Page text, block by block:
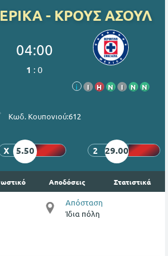
- ΚΡΟΥΣ ΑΣΟΥΛ
04:00
1 :0
i Ι Η Ν Ι Ν Ν
Κωδ. Κουπονιού:612
X 5.50 2 29.00
Αποδόσεις Στατιστικά
Απόσταση
Ίδια πόλη